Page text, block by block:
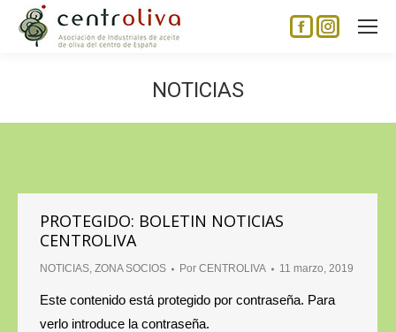
Facebook
Instagram
NOTICIAS
PROTEGIDO: BOLETIN NOTICIAS
CENTROLIVA
NOTICIAS, ZONA SOCIOS Por CENTROLIVA 11 marzo, 2019
Este contenido está protegido por contraseña. Para
verlo introduce la contraseña.